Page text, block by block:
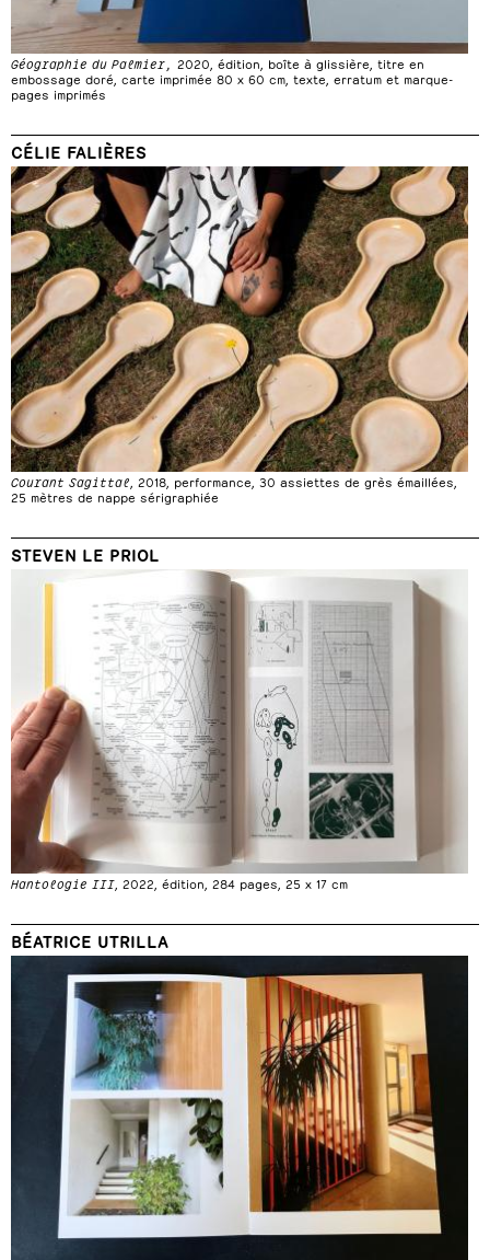
Géographie du Palmier, 2020, édition, boîte à glissière, titre en
embossage doré, carte imprimée 80 x 60 cm, texte, erratum et marque-
pages imprimés
CÉLIE FALIÈRES
Courant Sagittal , 2018, performance, 30 assiettes de grès émaillées,
25 mètres de nappe sérigraphiée
STEVEN LE PRIOL
Hantologie III, 2022, édition, 284 pages, 25 x 17 cm
BÉATRICE UTRILLA